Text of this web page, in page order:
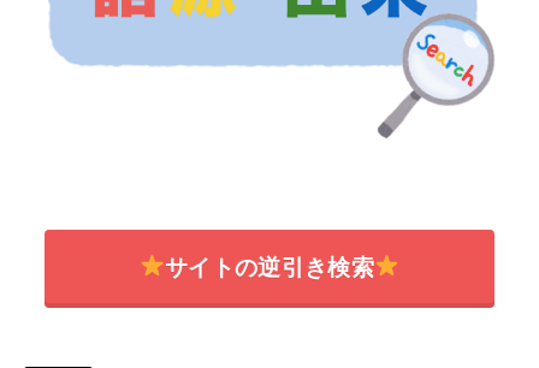
サイトの逆引き検索